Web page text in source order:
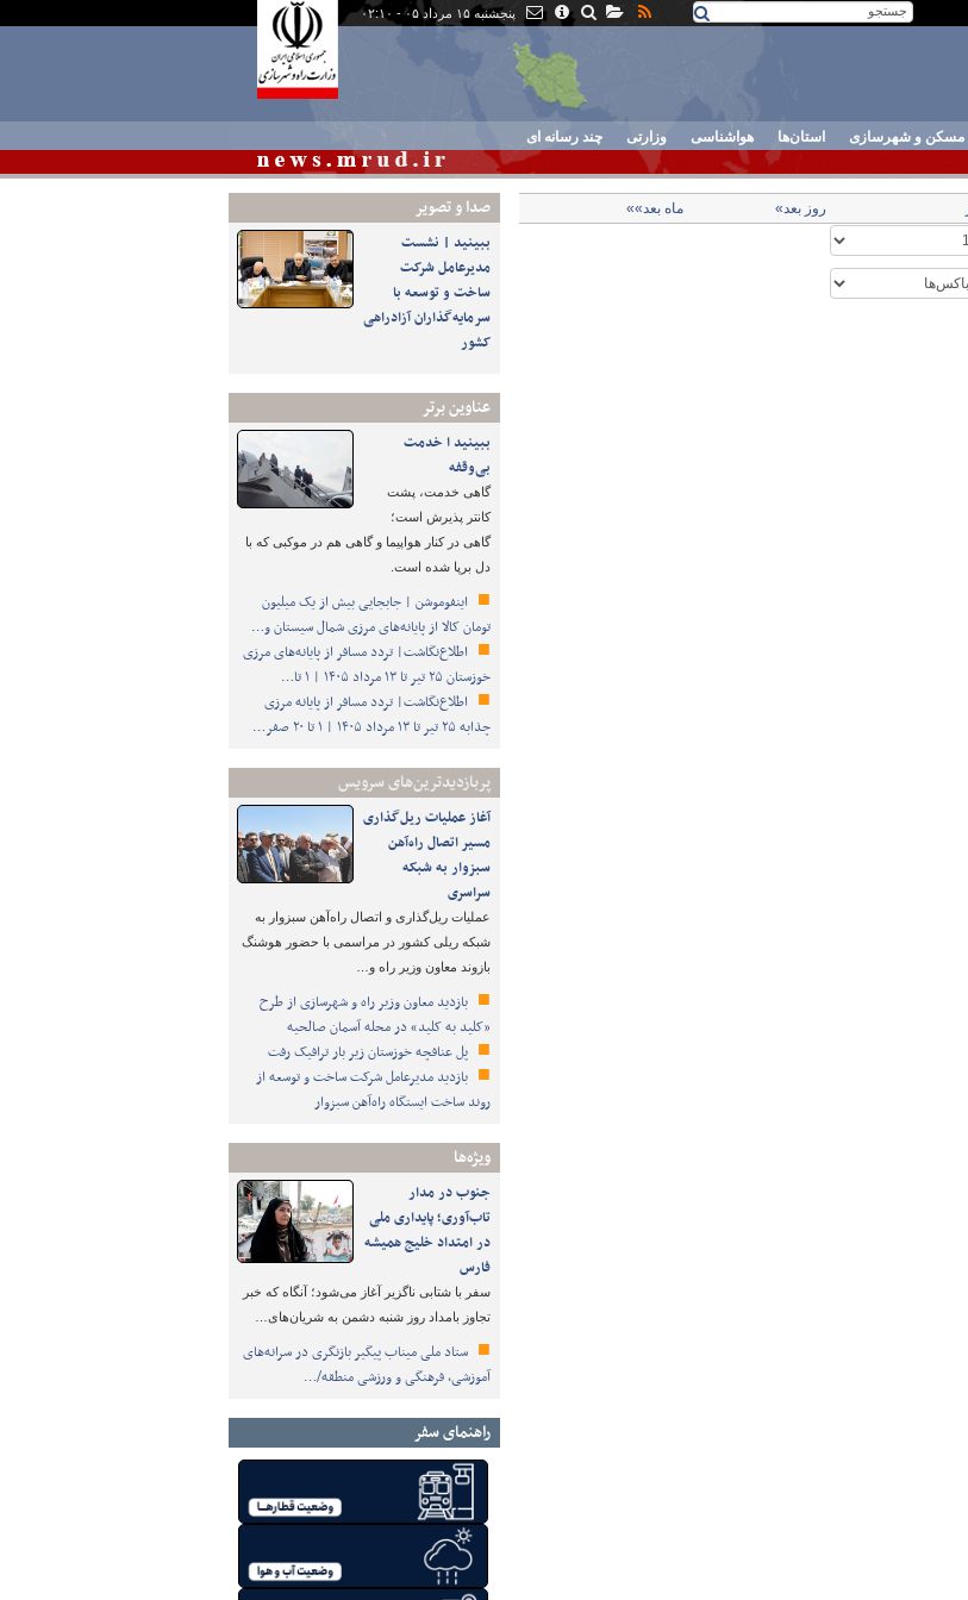
پنجشنبه ۱۵ مرداد ۰۵ - ۰۲:۱۰
مسکن و شهرسازی استان‌ها هواشناسی وزارتی چند رسانه ای
صدا و تصوير
ببینید | نشست
مدیرعامل شرکت
ساخت و توسعه با
سرمایه‌گذاران آزادراهی
کشور
عناوین برتر
ببینید ا خدمت
بی‌وقفه
گاهی خدمت، پشت
کانتر پذیرش است؛
گاهی در کنار هواپیما و گاهی هم در موکبی که با
دل برپا شده است.
اینفوموشن | جابجایی بیش از یک میلیون
تومان کالا از پایانه‌های مرزی شمال سیستان و…
اطلاع‌نگاشت| تردد مسافر از پایانه‌های مرزی
خوزستان ۲۵ تیر تا ۱۳ مرداد ۱۴۰۵ | ۱ تا…
اطلاع‌نگاشت| تردد مسافر از پایانه‌ مرزی
چذابه ۲۵ تیر تا ۱۳ مرداد ۱۴۰۵ | ۱ تا ۲۰ صفر…
پربازدیدترین‌های سرویس
آغاز عملیات ریل‌گذاری
مسیر اتصال راه‌آهن
سبزوار به شبکه
سراسری
عملیات ریل‌گذاری و اتصال راه‌آهن سبزوار به
شبکه ریلی کشور در مراسمی با حضور هوشنگ
بازوند معاون وزیر راه و…
بازدید معاون وزیر راه و شهرسازی از طرح
«کلید به کلید» در محله آسمان صالحیه
پل عنافچه خوزستان زیر بار ترافیک رفت
بازدید مدیرعامل شرکت ساخت و توسعه از
روند ساخت ایستگاه راه‌آهن سبزوار
ویژه‌ها
جنوب در مدار
تاب‌آوری؛ پایداری ملی
در امتداد خلیج همیشه
فارس
سفر با شتابی ناگزیر آغاز می‌شود؛ آنگاه که خبر
تجاوز بامداد روز شنبه دشمن به شریان‌های…
ستاد ملی میناب پیگیر بازنگری در سرانه‌های
آموزشی، فرهنگی و ورزشی منطقه/…
راهنمای سفر
روز بعد» ماه بعد»»